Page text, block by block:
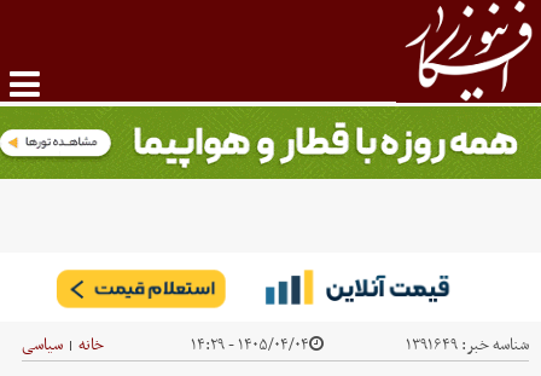
شناسه خبر:۱۳۹۱۶۴۹ ۱۴۰۵/۰۴/۰۴ - ۱۴:۲۹ خانه | سیاسی